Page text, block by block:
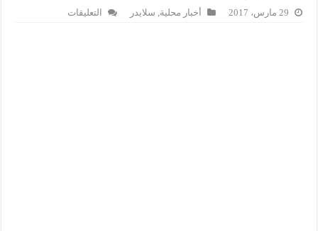
29 مارس، 2017 أخبار محلية سلايدر التعليقات